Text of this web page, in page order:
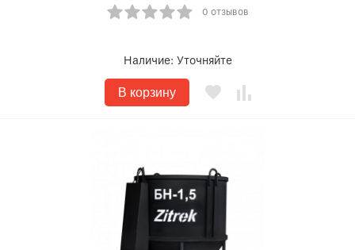
0 отзывов
Наличие: Уточняйте
В корзину